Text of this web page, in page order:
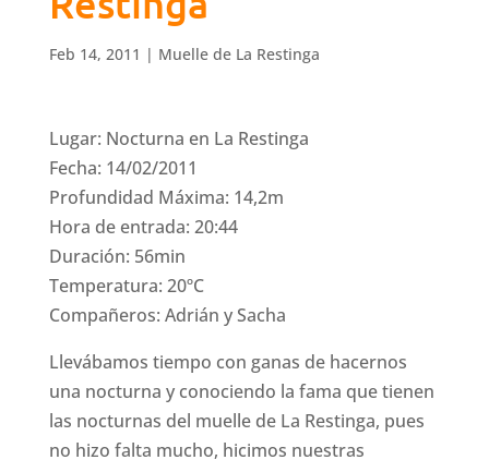
Feb 14, 2011 | Muelle de La Restinga
Lugar: Nocturna en La Restinga
Fecha: 14/02/2011
Profundidad Máxima: 14,2m
Hora de entrada: 20:44
Duración: 56min
Temperatura: 20ºC
Compañeros: Adrián y Sacha
Llevábamos tiempo con ganas de hacernos
una nocturna y conociendo la fama que tienen
las nocturnas del muelle de La Restinga, pues
no hizo falta mucho, hicimos nuestras